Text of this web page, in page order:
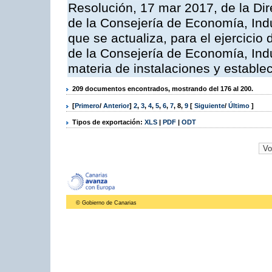
Resolución, 17 mar 2017, de la
de la Consejería de Economía,
que se actualiza, para el ejercicio
de la Consejería de Economía,
materia de instalaciones y
209 documentos encontrados, mostrando del 176 al 200.
[Primero/ Anterior] 2, 3, 4, 5, 6, 7, 8, 9 [ Siguiente/ Último ]
Tipos de exportación: XLS | PDF | ODT
© Gobierno de Canarias